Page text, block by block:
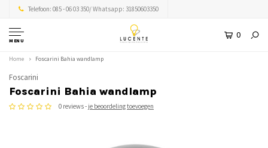
Telefoon: 085 - 06 03 350/ Whatsapp: 31850603350
MENU
0
Home Foscarini Bahia wandlamp
Foscarini
Foscarini Bahia wandlamp
0 reviews - je beoordeling toevoegen